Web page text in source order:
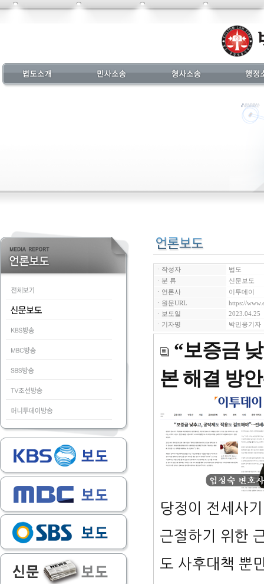
ㆍ작성자
법도
ㆍ분 류
신문보도
ㆍ언론사
이투데이
ㆍ원문URL
https://
ㆍ보도일
2023.04.25
ㆍ기자명
박민웅기자
“보증금
본 해결 방
당정이 전세사
근절하기 위한
도 사후대책 뿐